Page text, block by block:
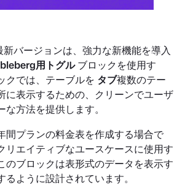
バージョンは、強力な新機能を導入
用トグルブロックを使用す
クでは、テーブルを タブ複数のテー
に表示するための、クリーンでユーザ
方法を提供します。
間プランの料金表を作成する場合で
リエイティブなユースケースに使用す
のブロックは表形式のデータを表示す
るように設計されています。